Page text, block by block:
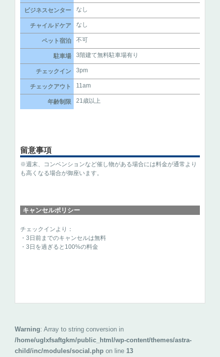
ビジネスセンター なし
チャイルドケア なし
ペット宿泊 不可
駐車場 3階建て無料駐車場有り
チェックイン 3pm
チェックアウト 11am
年齢制限 21歳以上
留意事項
※週末、コンベンションなど催し物がある場合には料金が通常より
も高くなる場合が御座います。
キャンセルポリシー
チェックインより：
・3日前までのキャンセルは無料
・3日を過ぎると100%の料金
Warning: Array to string conversion in
/home/uglxfsaftgkm/public_html/wp-content/themes/astra-
child/inc/modules/social.php on line 13